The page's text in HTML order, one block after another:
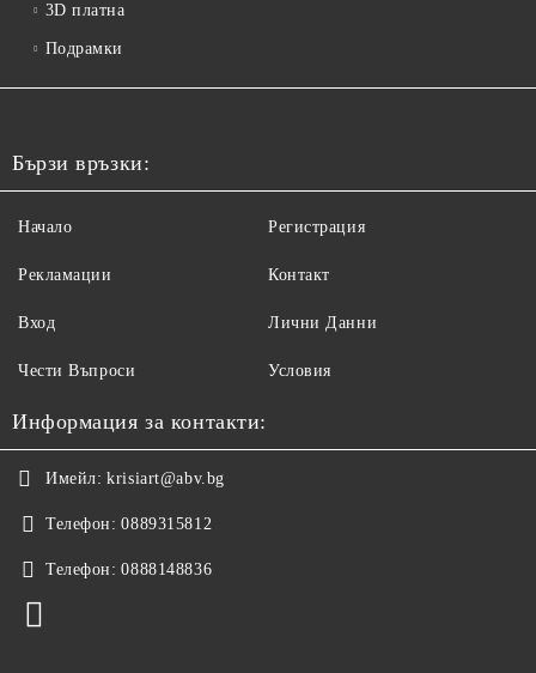
3D платна
Подрамки
Бързи връзки:
Начало
Рекламации
Вход
Чести Въпроси
Регистрация
Контакт
Лични Данни
Условия
Информация за контакти:
Имейл: krisiart@abv.bg
Телефон: 0889315812
Телефон: 0888148836